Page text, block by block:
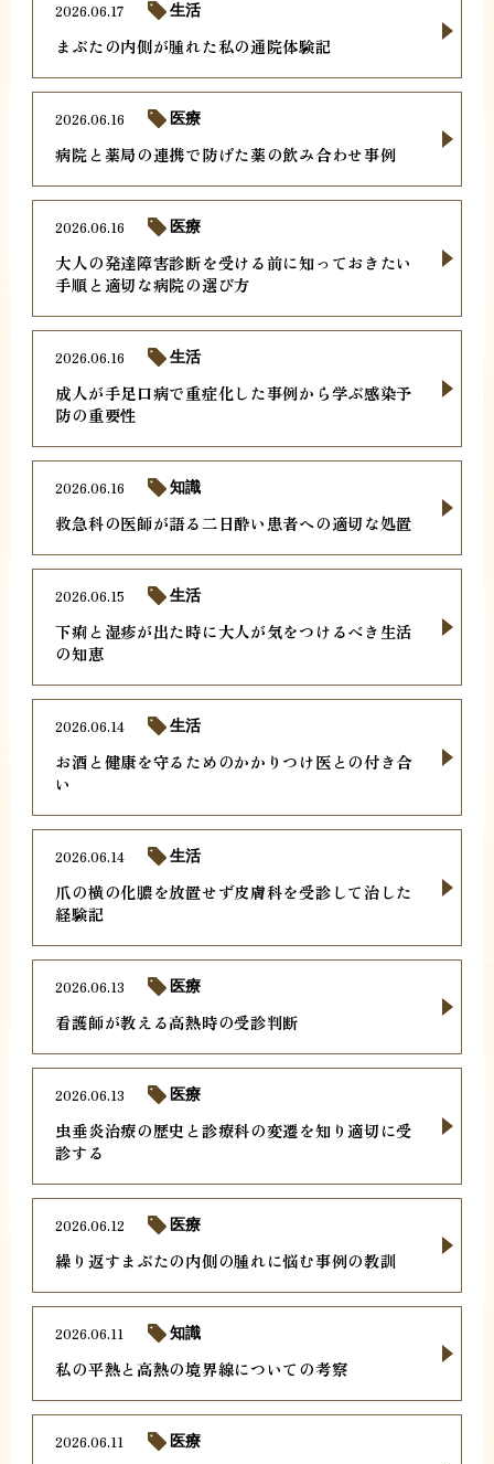
まぶたの内側が腫れた私の通院体験記
2026.06.17 生活
病院と薬局の連携で防げた薬の飲み合わせ事例
2026.06.16 医療
大人の発達障害診断を受ける前に知っておきたい
手順と適切な病院の選び方
2026.06.16 医療
成人が手足口病で重症化した事例から学ぶ感染予
防の重要性
2026.06.16 生活
救急科の医師が語る二日酔い患者への適切な処置
2026.06.16 知識
下痢と湿疹が出た時に大人が気をつけるべき生活
の知恵
2026.06.15 生活
お酒と健康を守るためのかかりつけ医との付き合
い
2026.06.14 生活
爪の横の化膿を放置せず皮膚科を受診して治した
経験記
2026.06.14 生活
看護師が教える高熱時の受診判断
2026.06.13 医療
虫垂炎治療の歴史と診療科の変遷を知り適切に受
診する
2026.06.13 医療
繰り返すまぶたの内側の腫れに悩む事例の教訓
2026.06.12 医療
私の平熱と高熱の境界線についての考察
2026.06.11 知識
2026.06.11 医療